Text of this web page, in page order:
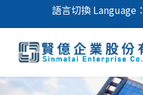
語言切換 Language：